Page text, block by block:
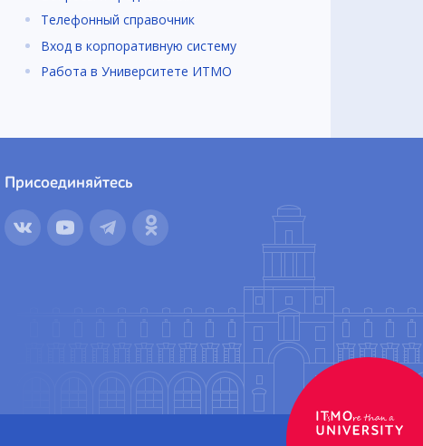
Телефонный справочник
Вход в корпоративную систему
Работа в Университете ИТМО
Присоединяйтесь